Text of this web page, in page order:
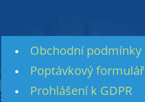
Obchodní podmínky
Poptávkový formulář
Prohlášení k GDPR